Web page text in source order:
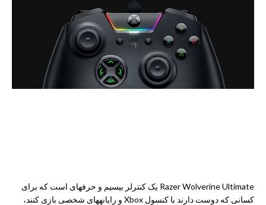
Razer Wolverine Ultimate یک کنترلر بیسیم و حرفهای است که برای
کسانی که دوست دارند با کنسول Xbox و رایانههای شخصی بازی کنند،